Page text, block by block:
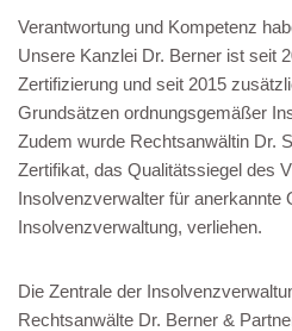
Verantwortung und Kompetenz
Unsere Kanzlei Dr. Berner ist seit
Zertifizierung und seit 2015
Grundsätzen ordnungsgemäßer
Zudem wurde Rechtsanwältin Dr.
Zertifikat, das Qualitätssiegel des
Insolvenzverwalter für anerkannte
Insolvenzverwaltung, verliehen.
Die Zentrale der
Rechtsanwälte Dr. Berner &